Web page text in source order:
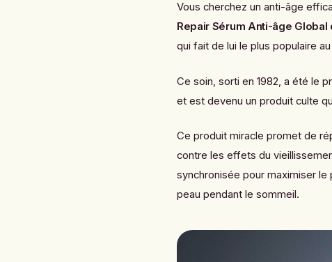
Vous cherchez un anti-âge
Repair Sérum Anti-âge Global
qui fait de lui le plus populaire
Ce soin, sorti en 1982, a été le
et est devenu un produit culte
Ce produit miracle promet de
contre les effets du
synchronisée pour maximiser
peau pendant le sommeil.